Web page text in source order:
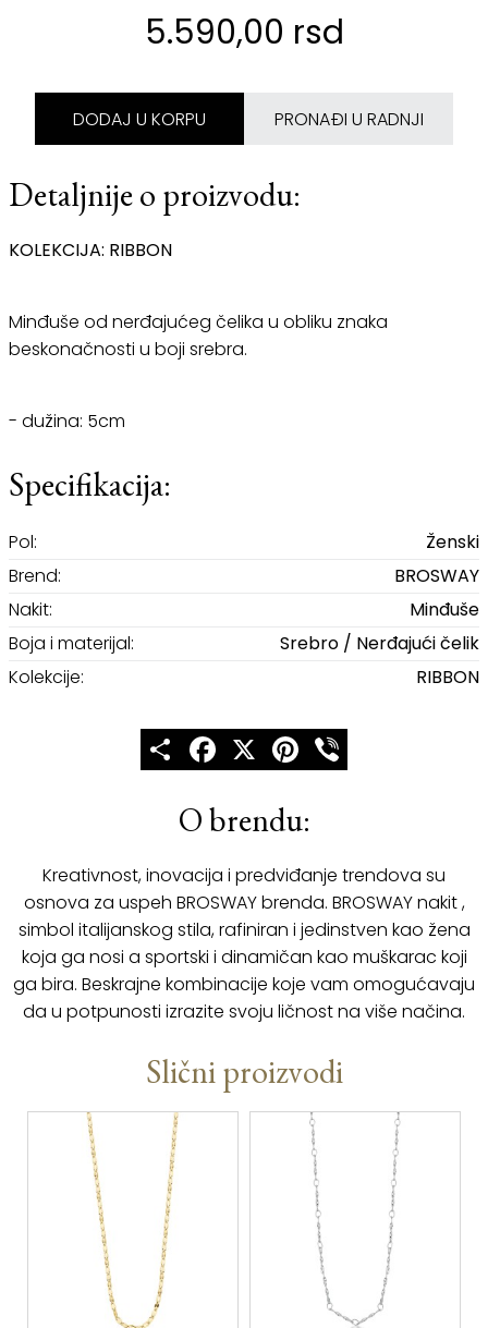
5.590,00 rsd
DODAJ U KORPU PRONAĐI U RADNJI
Detaljnije o proizvodu:
KOLEKCIJA: RIBBON
Minđuše od nerđajućeg čelika u obliku znaka
beskonačnosti u boji srebra.
- dužina: 5cm
Specifikacija:
Pol:
Ženski
Brend:
BROSWAY
Nakit:
Minđuše
Boja i materijal:
Srebro / Nerđajući čelik
Kolekcije:
RIBBON
ShareFacebook
X Pinterest
O brendu:
Kreativnost, inovacija i predviđanje trendova su
osnova za uspeh BROSWAY brenda. BROSWAY nakit ,
simbol italijanskog stila, rafiniran i jedinstven kao žena
koja ga nosi a sportski i dinamičan kao muškarac koji
ga bira. Beskrajne kombinacije koje vam omogućavaju
da u potpunosti izrazite svoju ličnost na više načina.
Slični proizvodi